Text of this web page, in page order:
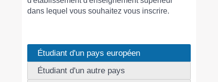
dans lequel vous souhaitez vous inscrire.
Étudiant d'un pays européen
Étudiant d'un autre pays